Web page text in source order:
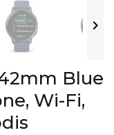

Blue
Wi-Fi,